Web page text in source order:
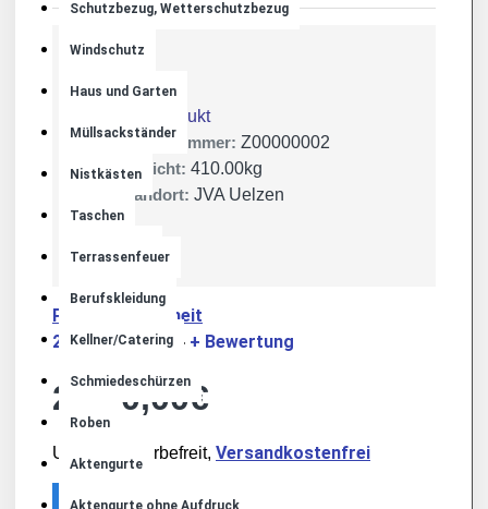
Schutzbezug, Wetterschutzbezug
Windschutz
Haus und Garten
Müllsackständer
Nistkästen
Taschen
Terrassenfeuer
Berufskleidung
Kellner/Catering
Schmiedeschürzen
Roben
Aktengurte
Aktengurte ohne Aufdruck
Lager:
Abholprodukt
Artikelnummer: Z00000002
Gewicht: 410.00kg
Standort: JVA Uelzen
JVA Uelzen
Produktsicherheit
2 Bewertungen - + Bewertung
2.200,00€
Umsatzsteuerbefreit, Versandkostenfrei